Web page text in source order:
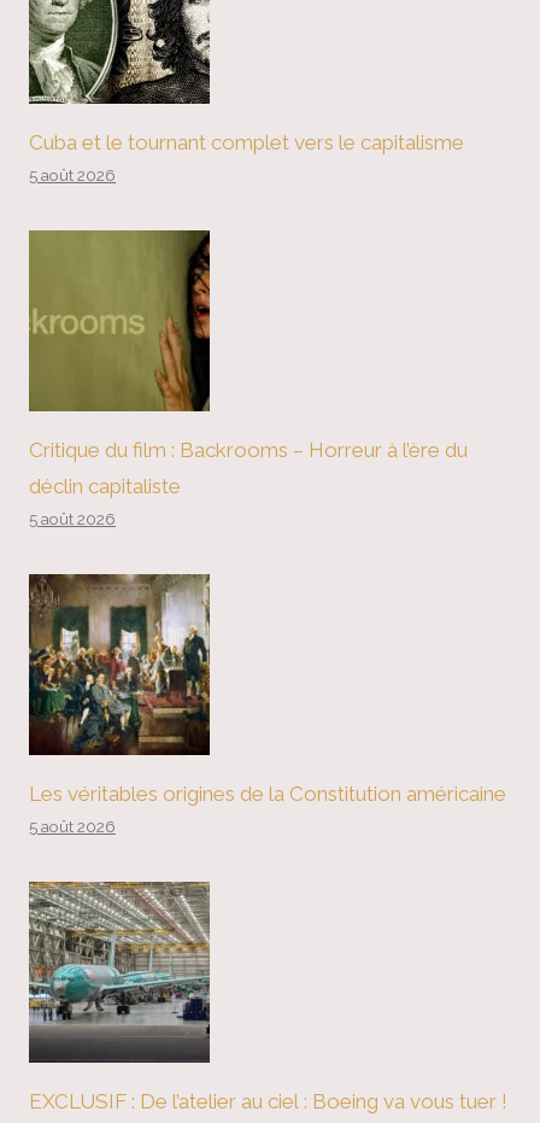
Cuba et le tournant complet vers le capitalisme
5 août 2026
Critique du film : Backrooms – Horreur à l’ère du
déclin capitaliste
5 août 2026
Les véritables origines de la Constitution américaine
5 août 2026
EXCLUSIF : De l’atelier au ciel : Boeing va vous tuer !